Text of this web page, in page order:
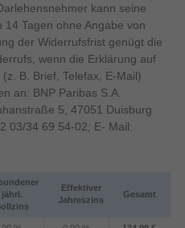
s
Blitz Aus, Flash an, Rote-Augen-
Langsame Synchronisation
kann seine
Tagen ohne Angabe von
der Widerrufsfrist genügt die
wenn die Erklärung auf
B. Brief, Telefax, E-Mail)
an: BNP Paribas S.A.
5, 47051 Duisburg
03/34 69 54-02; E- Mail:
jährl.
Effektiver
Jahreszins
Gesamt